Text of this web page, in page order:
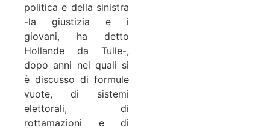
politica e della sinistra
-la giustizia e i
giovani, ha detto
Hollande da Tulle-,
dopo anni nei quali si
è discusso di formule
vuote, di sistemi
elettorali, di
rottamazioni e di